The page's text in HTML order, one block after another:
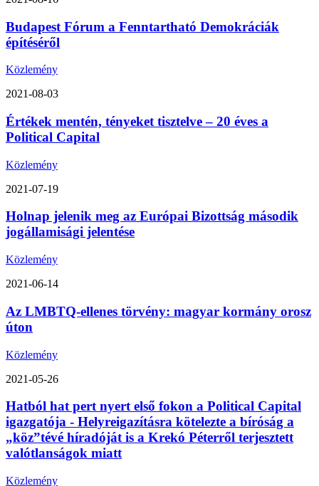
Budapest Fórum a Fenntartható Demokráciák
építéséről
Közlemény
2021-08-03
Értékek mentén, tényeket tisztelve – 20 éves a
Political Capital
Közlemény
2021-07-19
Holnap jelenik meg az Európai Bizottság második
jogállamisági jelentése
Közlemény
2021-06-14
Az LMBTQ-ellenes törvény: magyar kormány orosz
úton
Közlemény
2021-05-26
Hatból hat pert nyert első fokon a Political Capital
igazgatója - Helyreigazításra kötelezte a bíróság a
„köz”tévé híradóját is a Krekó Péterről terjesztett
valótlanságok miatt
Közlemény